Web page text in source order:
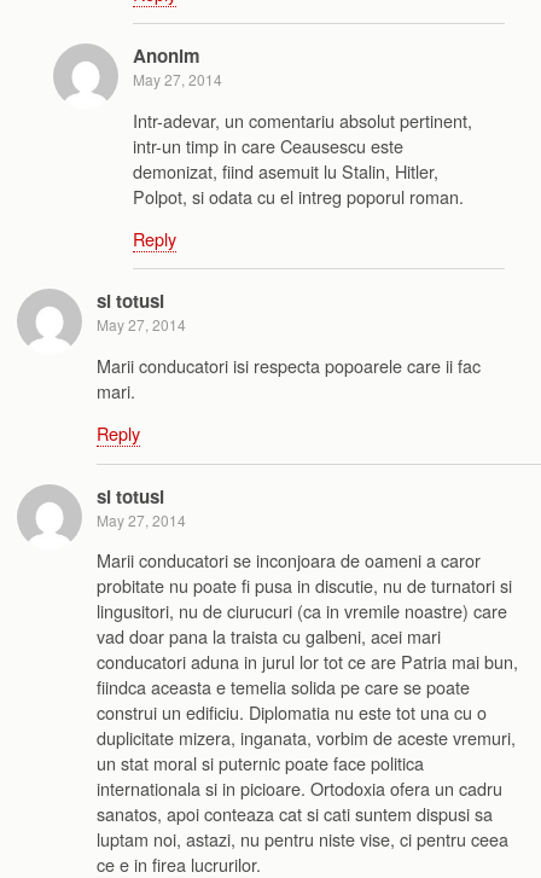
Anonim
May 27, 2014
Intr-adevar, un comentariu absolut pertinent,
intr-un timp in care Ceausescu este
demonizat, fiind asemuit lu Stalin, Hitler,
Polpot, si odata cu el intreg poporul roman.
Reply
si totusi
May 27, 2014
Marii conducatori isi respecta popoarele care ii fac
mari.
Reply
si totusi
May 27, 2014
Marii conducatori se inconjoara de oameni a caror
probitate nu poate fi pusa in discutie, nu de turnatori si
lingusitori, nu de ciurucuri (ca in vremile noastre) care
vad doar pana la traista cu galbeni, acei mari
conducatori aduna in jurul lor tot ce are Patria mai bun,
fiindca aceasta e temelia solida pe care se poate
construi un edificiu. Diplomatia nu este tot una cu o
duplicitate mizera, inganata, vorbim de aceste vremuri,
un stat moral si puternic poate face politica
internationala si in picioare. Ortodoxia ofera un cadru
sanatos, apoi conteaza cat si cati suntem dispusi sa
luptam noi, astazi, nu pentru niste vise, ci pentru ceea
ce e in firea lucrurilor.